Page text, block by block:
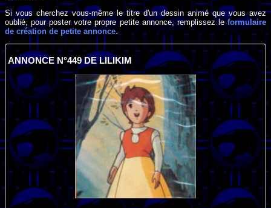
Si vous cherchez vous-même le titre d'un dessin animé que vous avez
oublié, pour poster votre propre petite annonce, remplissez leformulaire
de création de petite annonce .
ANNONCE N°449 DE LILIKIM